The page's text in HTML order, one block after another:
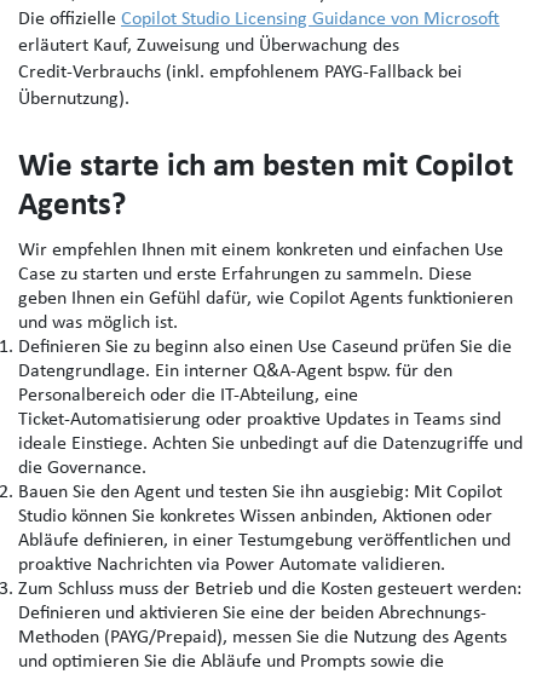
Die offizielle Copilot Studio Licensing Guidance von Microsoft
erläutert Kauf, Zuweisung und Überwachung des
Credit‑Verbrauchs (inkl. empfohlenem PAYG‑Fallback bei
Übernutzung).
Wie starte ich am besten mit Copilot
Agents?
Wir empfehlen Ihnen mit einem konkreten und einfachen Use
Case zu starten und erste Erfahrungen zu sammeln. Diese
geben Ihnen ein Gefühl dafür, wie Copilot Agents funktionieren
und was möglich ist.
Definieren Sie zu beginn also einen Use Caseund prüfen Sie die
Datengrundlage. Ein interner Q&A‑Agent bspw. für den
Personalbereich oder die IT-Abteilung, eine
Ticket‑Automatisierung oder proaktive Updates in Teams sind
ideale Einstiege. Achten Sie unbedingt auf die Datenzugriffe und
die Governance.
Bauen Sie den Agent und testen Sie ihn ausgiebig: Mit Copilot
Studio können Sie konkretes Wissen anbinden, Aktionen oder
Abläufe definieren, in einer Testumgebung veröffentlichen und
proaktive Nachrichten via Power Automate validieren.
Zum Schluss muss der Betrieb und die Kosten gesteuert werden:
Definieren und aktivieren Sie eine der beiden Abrechnungs-
Methoden (PAYG/Prepaid), messen Sie die Nutzung des Agents
und optimieren Sie die Abläufe und Prompts sowie die